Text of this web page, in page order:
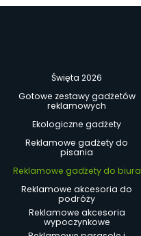
Święta 2026
Gotowe zestawy gadżetów
reklamowych
Ekologiczne gadżety
Reklamowe gadżety do
pisania
Reklamowe gadżety do biura
Reklamowe akcesoria do
podróży
Reklamowe akcesoria
wypoczynkowe